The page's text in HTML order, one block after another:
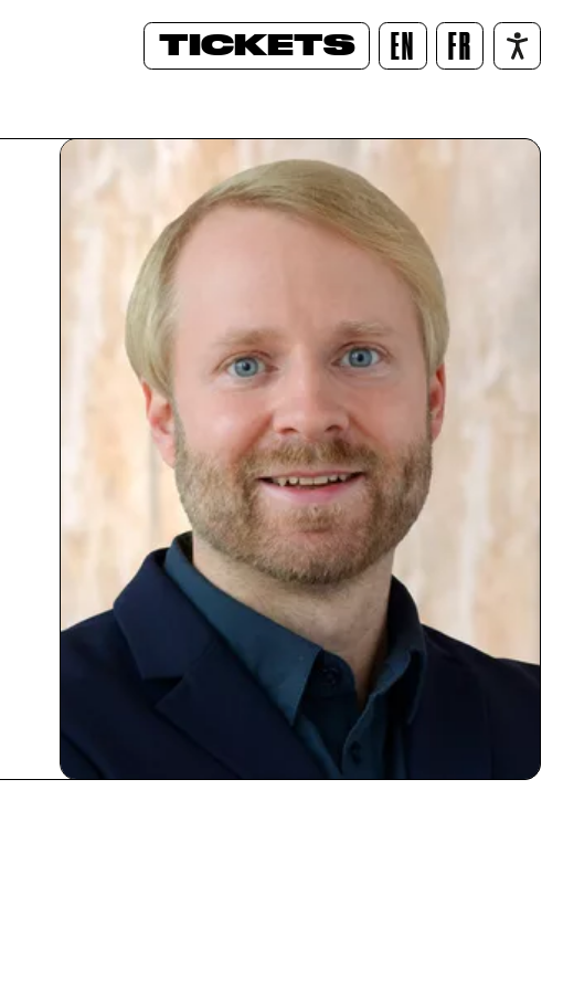
TICKETS EN FR